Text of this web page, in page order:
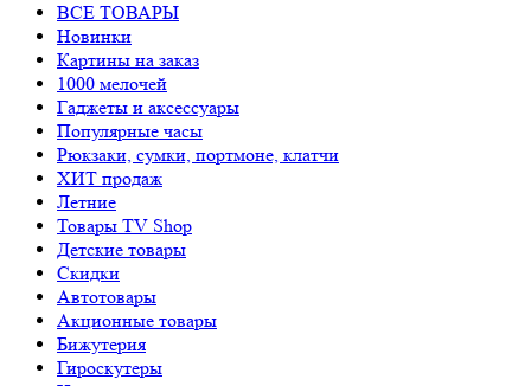
ВСЕ ТОВАРЫ
Новинки
Картины на заказ
1000 мелочей
Гаджеты и аксессуары
Популярные часы
Рюкзаки, сумки, портмоне, клатчи
ХИТ продаж
Летние
Товары TV Shop
Детские товары
Cкидки
Автотовары
Акционные товары
Бижутерия
Гироскутеры